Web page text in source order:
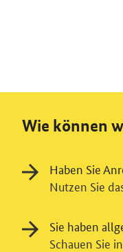
Wie können
Haben Sie
Nutzen Sie
Sie haben
Schauen Sie in